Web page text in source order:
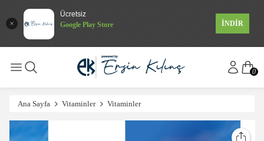
Ücretsiz
Google Play Store
İNDİR
0
Ana Sayfa Vitaminler Vitaminler